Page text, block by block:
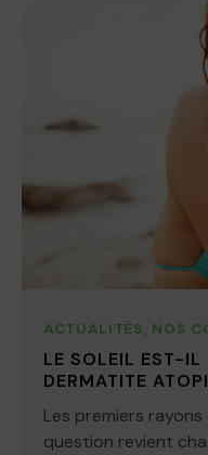
ACTUALITÉS, NOS
LE SOLEIL EST-IL
DERMATITE
Les premiers
question revient